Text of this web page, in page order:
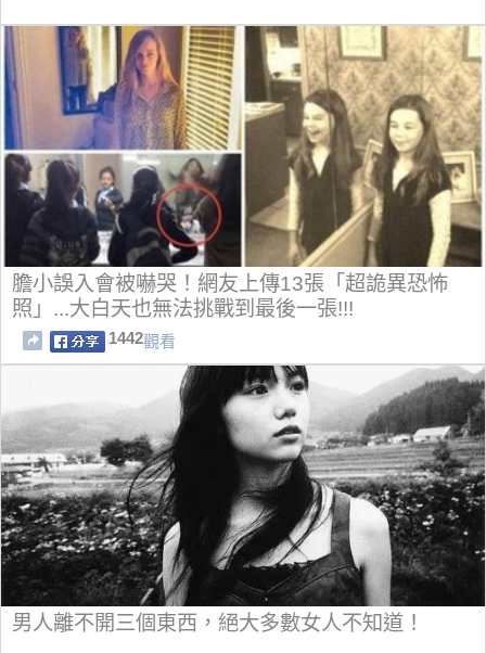
膽小誤入會被嚇哭！網友上傳13張「超詭異恐怖
照」...大白天也無法挑戰到最後一張!!!
1442觀看
男人離不開三個東西，絕大多數女人不知道！